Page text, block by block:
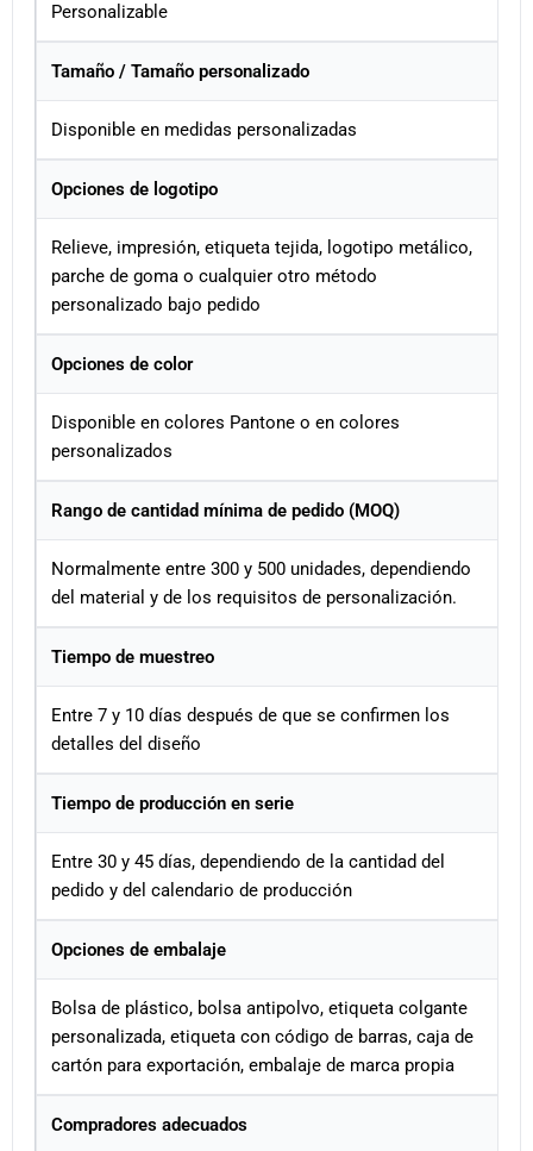
Personalizable
Tamaño / Tamaño personalizado
Disponible en medidas personalizadas
Opciones de logotipo
Relieve, impresión, etiqueta tejida, logotipo metálico,
parche de goma o cualquier otro método
personalizado bajo pedido
Opciones de color
Disponible en colores Pantone o en colores
personalizados
Rango de cantidad mínima de pedido (MOQ)
Normalmente entre 300 y 500 unidades, dependiendo
del material y de los requisitos de personalización.
Tiempo de muestreo
Entre 7 y 10 días después de que se confirmen los
detalles del diseño
Tiempo de producción en serie
Entre 30 y 45 días, dependiendo de la cantidad del
pedido y del calendario de producción
Opciones de embalaje
Bolsa de plástico, bolsa antipolvo, etiqueta colgante
personalizada, etiqueta con código de barras, caja de
cartón para exportación, embalaje de marca propia
Compradores adecuados